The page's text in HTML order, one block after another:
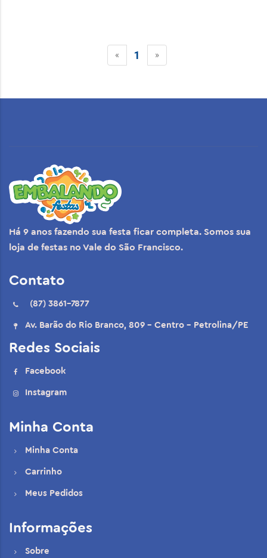
« 1 »
Há 9 anos fazendo sua festa ficar completa. Somos sua
loja de festas no Vale do São Francisco.
Contato
(87) 3861-7877
Av. Barão do Rio Branco, 809 - Centro - Petrolina/PE
Redes Sociais
Facebook
Instagram
Minha Conta
Minha Conta
Carrinho
Meus Pedidos
Informações
Sobre